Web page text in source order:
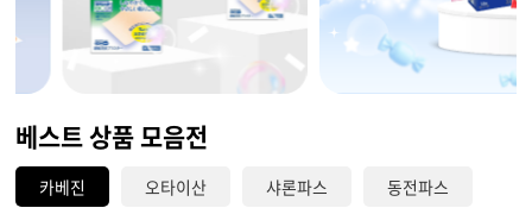
베스트 상품 모음전
카베진 오타이산 샤론파스
동전파스